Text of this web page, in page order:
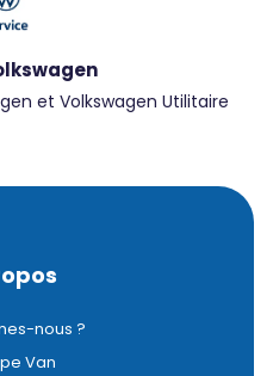
et Volkswagen Utilitaire
nous ?
Van